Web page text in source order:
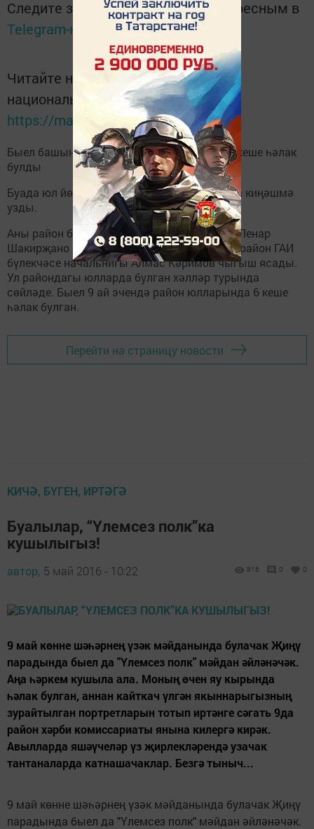
Следите за самым важным и интересным в
Telegram-канале
Татмедиа
Читайте новости Татарстана в
национальном мессенджере MАХ:
https://max.ru/tatmedia
Быел башыннан Буа районы юлларында 6 кеше һәлак
булды
Буада юл йөрү кагыйдәләрен саклау буенча киңәшмә
узды.
Аны район башкарма комитеты җитәкчесе Ленар
Шакирҗано алып барды. Төп доклад белән район ГАИ
бүлекчәсе начальнигы Алмас Кәримов чыгыш ясады.
Ул райондагы юлларда булган хәлләр турында
сөйләде. Быел 9 ай эчендә район юлларында 6 кеше
һәлак булган.
Перейти на страницу новости
КИЧӘ, БҮГЕН, ИРТӘГӘ
Буалылар, “Үлемсез полк”ка
кушылыгыз!
автор, 5 май 2016 - 10:22 816 0 0
9 май көнне шәһәрнең үзәк мәйданында булачак Җиңү
парадында быел да "Үлемсез полк" мәйдан әйләнәчәк.
Аңа һәркем кушыла ала. Моның өчен яу кырында
һәлак булган, аннан кайткач үлгән якыннарыгызның
зурайтылган портретларын тотып иртәнге сәгать 9да
район хәрби комиссариаты янына килергә кирәк.
Авылларда яшәүчеләр үз җирлекләрендә узачак
тантаналарда катнашачаклар. Безгә тыныч...
9 май көнне шәһәрнең үзәк мәйданында булачак Җиңү
парадында быел да "Үлемсез полк" мәйдан әйләнәчәк.